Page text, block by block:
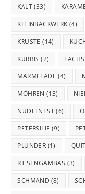
KALT(33)
KLEINBACKWERK (4)
KRUSTE (14)
KÜRBIS (2) LACHS
MARMELADE (4)
MÖHREN (13)
NUDELNEST(6)
PETERSILIE (9)
PLUNDER (1)
RIESENGAMBAS (3)
SCHMAND (8)